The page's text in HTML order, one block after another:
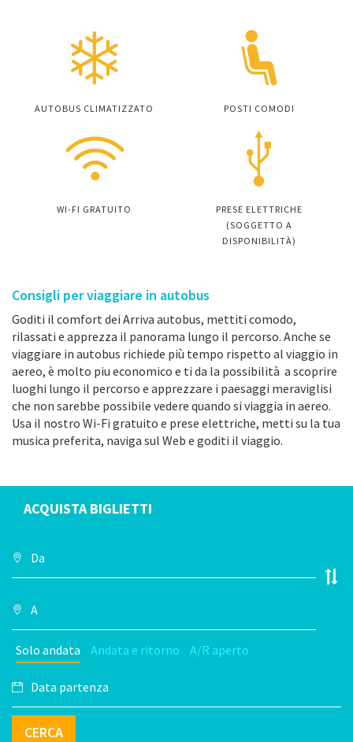
AUTOBUS CLIMATIZZATO POSTI COMODI
WI-FI GRATUITO
PRESE ELETTRICHE
(SOGGETTO A
DISPONIBILITÀ)
Consigli per viaggiare in autobus
Goditi il comfort dei Arriva autobus, mettiti comodo,
rilassati e apprezza il panorama lungo il percorso. Anche se
viaggiare in autobus richiede più tempo rispetto al viaggio in
aereo, è molto piu economico e ti da la possibilità a scoprire
luoghi lungo il percorso e apprezzare i paesaggi meraviglisi
che non sarebbe possibile vedere quando si viaggia in aereo.
Usa il nostro Wi-Fi gratuito e prese elettriche, metti su la tua
musica preferita, naviga sul Web e goditi il viaggio.
ACQUISTA BIGLIETTI
Solo andata Andata e ritorno A/R aperto
CERCA